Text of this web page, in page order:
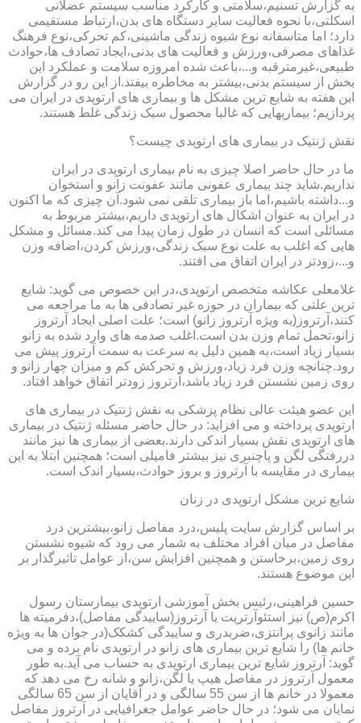
به گزارش تسنیم،سلامتی و کارکرد مناسب سیستم عضلانی
اسکلتی،با نحوه فعالیت سایر دستگاه های بدن،ارتباط مستقیمی
دارد؛ اما متاسفانه نوع شیوه زندگی ماشینی،کم تحرکی،نوع فرهنگ
غذاهای مصرفی،ورزش و فعالیت های بدنی،ایجاد تصادف ها،حوادث
طبیعی،غیرمترقبه و...،باعث شده امروزه سلامت و عملکرد این
بخش از سیستم بدنی،بیشتر به مخاطره بیفتد.از این رو در گزارش
این هفته به شایع ترین مشکل ها و بیماری های ارتوپدی در ایران می
پردازیم؛ بیماریهایی که غالبا محصول سبک زندگی غلط هستند.
نقش ژنتیک در بیماری های ارتوپدی چیست؟
ما در حال حاضر اصلا چیزی به نام بیماری ارتوپدی در ایران
نداریم.شاید چند بیماری عفونی مانند عفونت زانو و استخوان
و...داشته باشیم،اما باز بیماری تلقی نمی شود.آن چیزی که ما اکنون
در ایران به عنوان اشکال های ارتوپدی داریم،بیشتر مربوط به
مسائلی است که انسان در طول زمان پیدا می کند.مسائل و مشکل
هایی که اغلب به علت نوع سبک زندگی،ورزش کردن،اضافه وزن
و...،زودتر در ایران اتفاق می افتند.
غلامعلی عکاشه متخصص ارتوپدی،در این خصوص می گوید: شایع
ترین علتی که بیماران در حوزه غیر تصادفی ها به ما مراجعه می
کنند،آرتروز(به ویژه آرتروز زانو) است؛ علت اصلی ایجاد آرتروز
زانو،تحمل تمام وزن بدن است.اغلب صدمه های وارد شده به زانو
بسیار زیاد است،به همین دلیل به سرعت به سمت آرتروز پیش می
رود.چنانچه وزن فرد زیاد،ورزش و تحرکش کم و میزان چهار زانو و
روی زمین نشستن فرد زیاد باشد،آرتروز زودتر اتفاق خواهد افتاد.
این عضو هیئت عالی نظام پزشکی به نقش ژنتیک در بیماری های
ارتوپدی پرداخته و می افزاید: در حال حاضر مسئله ژنتیک در بیماری
های ارتوپدی نقش بسیار اندکی دارند.بعضی از بیماری ها نیز مانند
دررفتگی لگن و پاچنبری نیز بیشتر فامیلی است؛ همچنین ابتلا به این
بیماری در مقایسه با آرتروز و بروز حوادث،بسیار اندک است.
شایع ترین مشکل ارتوپدی در زنان
بر اساس گزارش سایت پلیس،درد مفاصل زانو،بیشترین درد
مفاصل در میان افراد مختلف به شمار می رود که شیوه نشستن
روی زمین،برخاستن و همچنین افزایش سن،از عوامل تاثیرگذار بر
این موضوع هستند.
حسین فراهینی،رئیس بخش آموزشی ارتوپدی بیمارستان رسول
اکرم(ص) نیز استئوآرتریت یا آرتروز(ساییدگی مفاصل)،دفرمیته ها
مانند زانوی پرانتزی،ضربدری و ساییدگی کشکک(در جوان ها به ویژه
خانم ها) را شایع ترین بیماری های زانو در ارتوپدی نام برده و می
گوید: آرتروز شایع ترین بیماری ارتوپدی به حساب می آید.به طور
معمول آرتروز در مفاصل هیپ یا لگن،زانو و شانه رخ می دهد که
معمولا در خانم ها از سن 55 سالگی و در آقایان از سن 65 سالگی
نمایان می شود؛ در حال حاضر عوامل جغرافیایی در آرتروز مفاصل